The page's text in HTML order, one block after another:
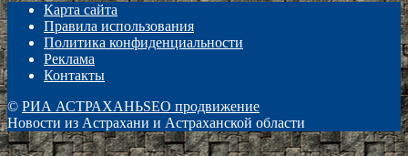
Карта сайта
Правила использования
Политика конфиденциальности
Реклама
Контакты
© РИА АСТРАХАНЬSEO продвижение
Новости из Астрахани и Астраханской области